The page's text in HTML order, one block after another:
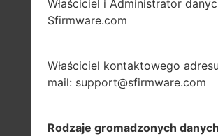
Właściciel i Administrator
Sfirmware.com
Właściciel kontaktowego
mail: support@sfirmware.com
Rodzaje gromadzonych